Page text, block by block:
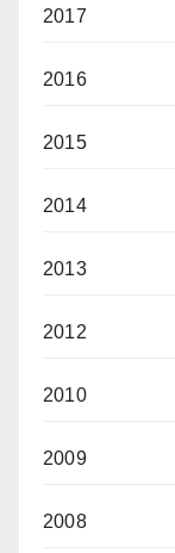
2017
2016
2015
2014
2013
2012
2010
2009
2008